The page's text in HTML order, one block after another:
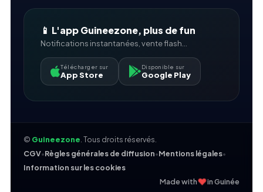
📱 L'app Guineezone, plus de fun
Notifications instantanées, vente flash...
Télécharger sur
App Store
Disponible sur
Google Play
© Guineezone . Tous droits réservés.
CGV•Règles générales de diffusion•Mentions légales•
Information sur les cookies
Made with❤in Guinée